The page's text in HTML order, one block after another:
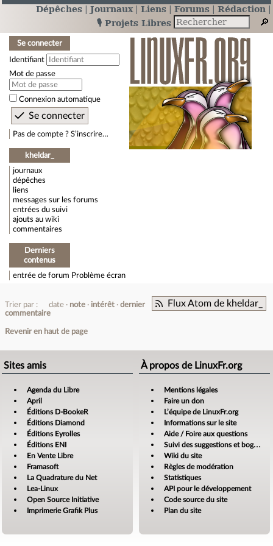
Dépêches Journaux Liens Forums
Rédaction
🎙️ Projets Libres
Se connecter
Identifiant
Mot de passe
Connexion automatique
Pas de compte ? S’inscrire…
kheldar_
journaux
dépêches
liens
messages sur les forums
entrées du suivi
ajouts au wiki
commentaires
Derniers
contenus
entrée de forum Problème écran
Flux Atom de kheldar_
Trier par : date note intérêt
dernier
commentaire
Revenir en haut de page
Sites amis
Agenda du Libre
April
Éditions D-BookeR
Éditions Diamond
Éditions Eyrolles
Éditions ENI
En Vente Libre
Framasoft
La Quadrature du Net
Lea-Linux
Open Source Initiative
Imprimerie Grafik Plus
À propos de LinuxFr.org
Mentions légales
Faire un don
L’équipe de LinuxFr.org
Informations sur le site
Aide / Foire aux questions
Suivi des suggestions et bogues
Wiki du site
Règles de modération
Statistiques
API pour le développement
Code source du site
Plan du site